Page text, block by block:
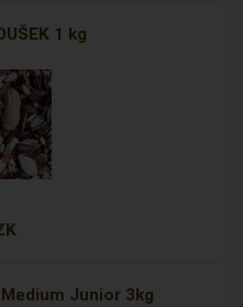
1 kg
Medium Junior 3kg